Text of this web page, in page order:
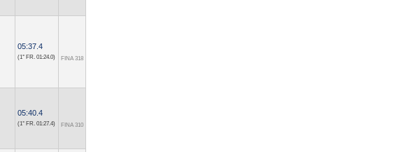
05:37.4
(1° FR. 01:24.0) FINA 318
05:40.4
(1° FR. 01:27.4) FINA 310